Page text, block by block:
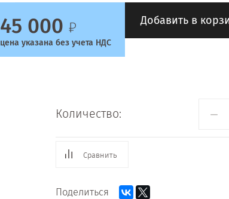
45 000
цена указана без учета НДС
Добавить в
Количество: −
Сравнить
Поделиться